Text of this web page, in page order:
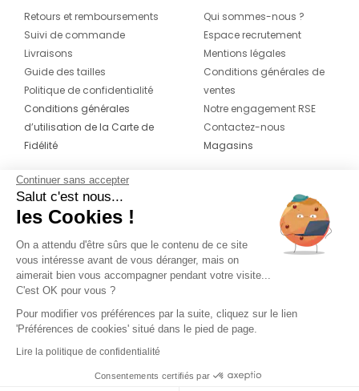
Retours et remboursements
Suivi de commande
Livraisons
Guide des tailles
Politique de confidentialité
Conditions générales
d’utilisation de la Carte de
Fidélité
Qui sommes-nous ?
Espace recrutement
Mentions légales
Conditions générales de
ventes
Notre engagement RSE
Contactez-nous
Magasins
CONTACT
04 42 20 78 42
Du lundi au jeudi de 8h30 à 16h30 & le
vendredi de 8h30 à 15h30
Continuer sans accepter
Salut c'est nous...
les Cookies !
On a attendu d'être sûrs que le contenu de ce site
vous intéresse avant de vous déranger, mais on
aimerait bien vous accompagner pendant votre visite...
C'est OK pour vous ?
Pour modifier vos préférences par la suite, cliquez sur le lien
'Préférences de cookies' situé dans le pied de page.
Lire la politique de confidentialité
Consentements certifiés par